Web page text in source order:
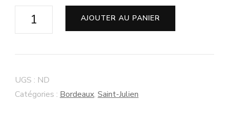
quantité
de
la
AJOUTER AU PANIER
UGS : ND
Catégories : Bordeaux, Saint-Julien